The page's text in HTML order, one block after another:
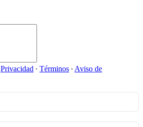
Privacidad ∙ Términos ∙ Aviso de